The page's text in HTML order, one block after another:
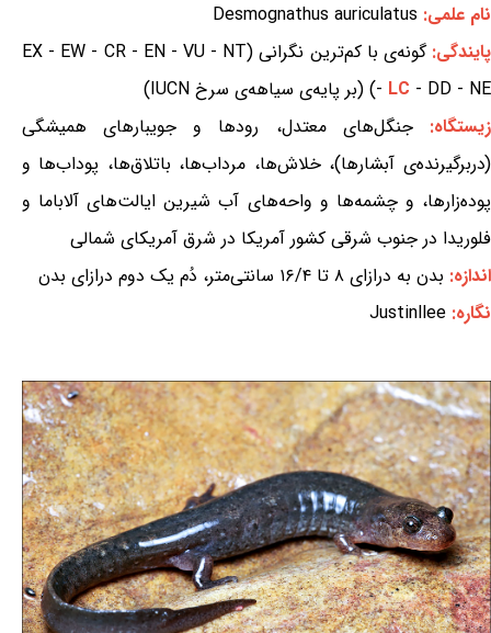
نام علمی: Desmognathus auriculatus
پایندگی:
گونه‌ی با کم‌ترین نگرانی (EX - EW - CR - EN - VU - NT
- LC - DD - NE) (بر پایه‌ی سیاهه‌ی سرخ IUCN)
زیستگاه:جنگل‌های معتدل، رودها و جویبارهای همیشگی
(دربرگیرنده‌ی آبشارها)، خلاش‌ها، مرداب‌ها، باتلاق‌ها، پوداب‌ها و
پوده‌زارها، و چشمه‌ها و واحه‌های آب شیرین ایالت‌های آلاباما و
فلوریدا در جنوب شرقی کشور آمریکا در شرق آمریکای شمالی
اندازه: بدن به درازای ۸ تا ۱۶/۴ سانتی‌متر، دُم یک دوم درازای بدن
نگاره: Justinllee